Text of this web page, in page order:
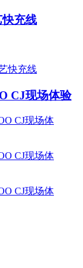
充线
CJ现场体验